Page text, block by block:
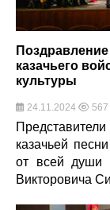
казачьего
культуры
24.11.2024 567
казачьей
от всей души
Викторовича